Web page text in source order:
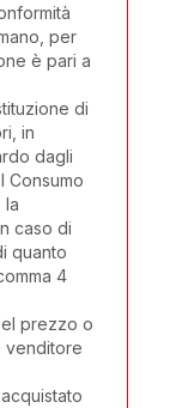
per
è pari a
di
in
dagli
Consumo
la
caso di
quanto
4
prezzo o
venditore